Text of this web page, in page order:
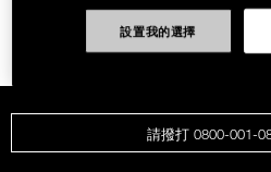
新客專屬優惠
保養
請撥打 0800-001-
設置我的選擇